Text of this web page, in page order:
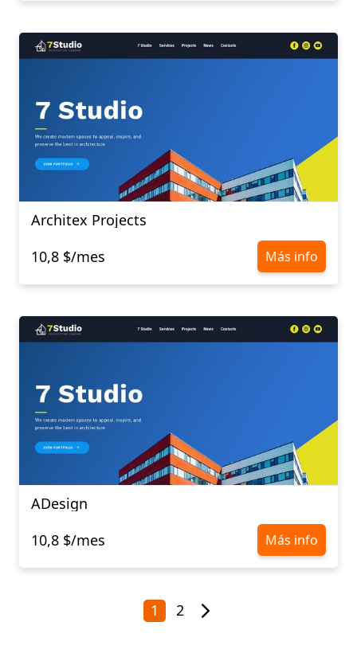
Architex Projects
10,8 $/mes
Más info
ADesign
10,8 $/mes
Más info
1 2